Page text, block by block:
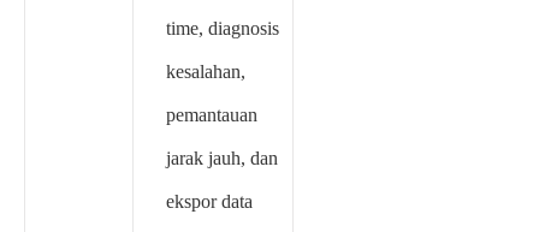
time, diagnosis
kesalahan,
pemantauan
jarak jauh, dan
ekspor data